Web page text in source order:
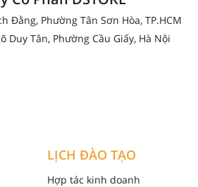
Đằng, Phường Tân Sơn Hòa, TP.HCM
Duy Tân, Phường Cầu Giấy, Hà Nội
LỊCH ĐÀO TẠO
Hợp tác kinh doanh